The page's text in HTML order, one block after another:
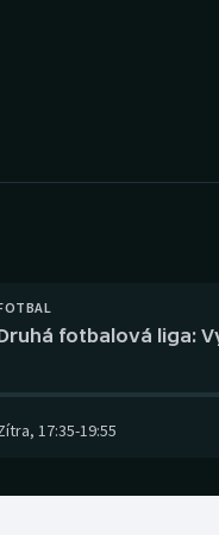
fotbalová liga:
, 17:35-19:55